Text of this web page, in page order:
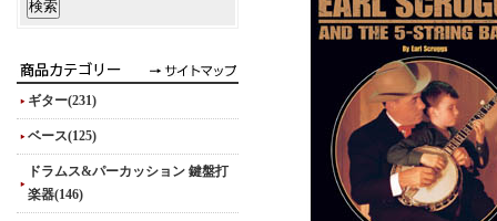
ギター(231)
ベース(125)
ドラムス&パーカッション 鍵盤打
楽器(146)